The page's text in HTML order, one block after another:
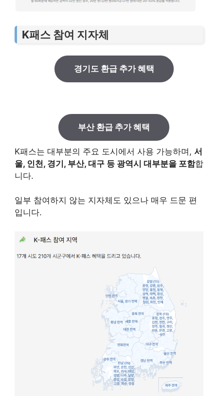
K패스 참여 지자체
경기도 환급 추가 혜택
부산 환급 추가 혜택
K패스는 대부분의 주요 도시에서 사용 가능하며, 서
울, 인천, 경기, 부산, 대구 등 광역시 대부분을 포함합
니다.
일부 참여하지 않는 지자체도 있으나 매우 드문 편
입니다.